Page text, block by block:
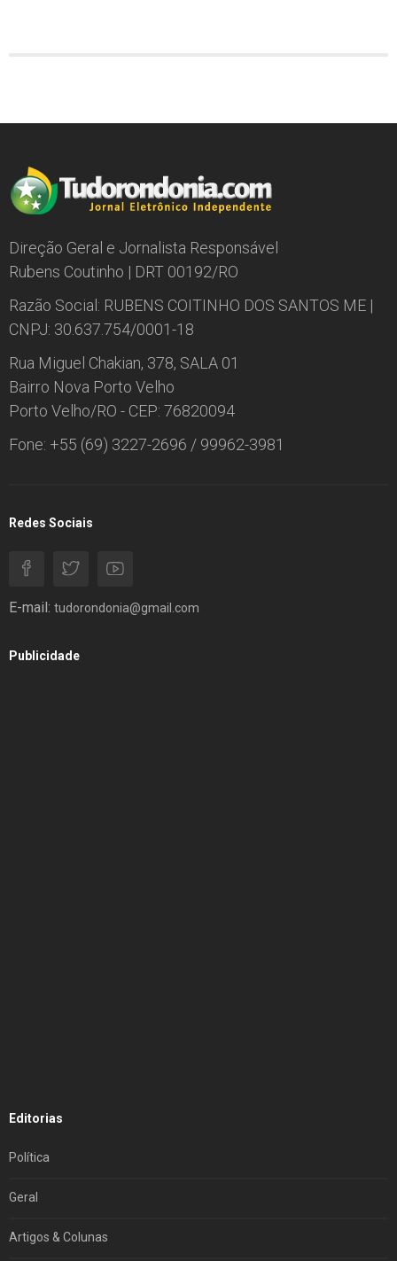
Direção Geral e Jornalista Responsável
Rubens Coutinho | DRT 00192/RO
Razão Social: RUBENS COITINHO DOS SANTOS ME |
CNPJ: 30.637.754/0001-18
Rua Miguel Chakian, 378, SALA 01
Bairro Nova Porto Velho
Porto Velho/RO - CEP: 76820094
Fone: +55 (69) 3227-2696 / 99962-3981
Redes Sociais
E-mail: tudorondonia@gmail.com
Publicidade
Editorias
Política
Geral
Artigos & Colunas